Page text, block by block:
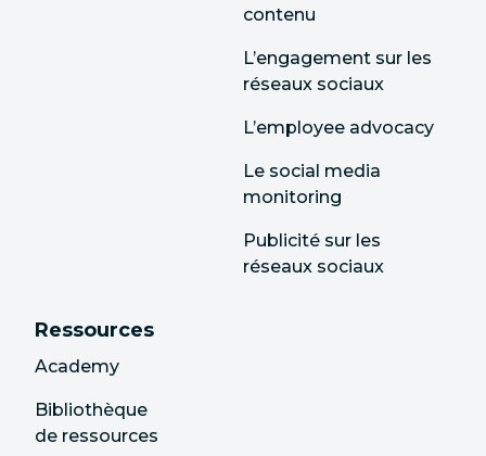
contenu
L’engagement sur les
réseaux sociaux
L’employee advocacy
Le social media
monitoring
Publicité sur les
réseaux sociaux
Ressources
Academy
Bibliothèque
de ressources